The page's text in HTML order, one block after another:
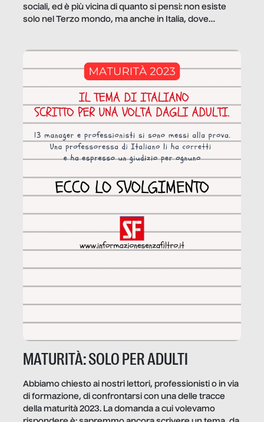
sociali, ed è più vicina di quanto si pensi: non esiste
solo nel Terzo mondo, ma anche in Italia, dove
MATURITÀ: SOLO PER ADULTI
Abbiamo chiesto ai nostri lettori, professionisti o in via
di formazione, di confrontarsi con una delle tracce
della maturità 2023. La domanda a cui volevamo